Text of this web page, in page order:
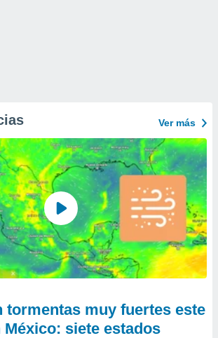
Ver más
tormentas muy fuertes este
siete estados